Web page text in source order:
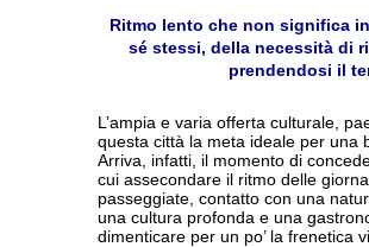
Ritmo lento che non significa
sé stessi, della necessità di
prendendosi il
L’ampia e varia offerta culturale,
questa città la meta ideale per una
Arriva, infatti, il momento di
cui assecondare il ritmo delle
passeggiate, contatto con una
una cultura profonda e una
dimenticare per un po’ la frenetica